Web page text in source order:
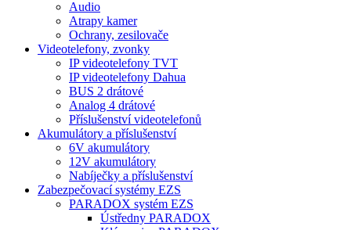
Audio
Atrapy kamer
Ochrany, zesilovače
Videotelefony, zvonky
IP videotelefony TVT
IP videotelefony Dahua
BUS 2 drátové
Analog 4 drátové
Příslušenství videotelefonů
Akumulátory a příslušenství
6V akumulátory
12V akumulátory
Nabíječky a příslušenství
Zabezpečovací systémy EZS
PARADOX systém EZS
Ústředny PARADOX